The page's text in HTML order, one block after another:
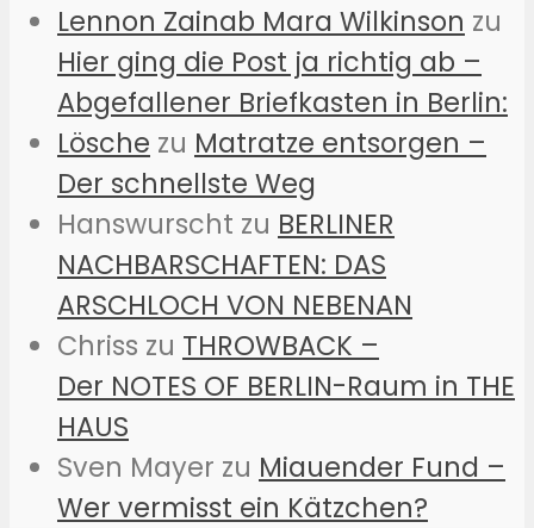
Lennon Zainab Mara Wilkinson zu
Hier ging die Post ja richtig ab –
Abgefallener Briefkasten in Berlin:
Lösche zu Matratze entsorgen –
Der schnellste Weg
Hanswurscht zu BERLINER
NACHBARSCHAFTEN: DAS
ARSCHLOCH VON NEBENAN
Chriss zu THROWBACK –
Der NOTES OF BERLIN-Raum in THE
HAUS
Sven Mayer zu Miauender Fund –
Wer vermisst ein Kätzchen?